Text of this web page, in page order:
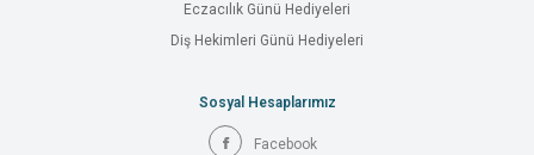
Eczacılık Günü Hediyeleri
Diş Hekimleri Günü Hediyeleri
Sosyal Hesaplarımız
Facebook